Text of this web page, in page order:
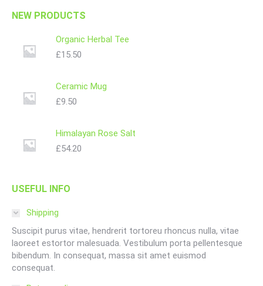
NEW PRODUCTS
Organic Herbal Tee
£15.50
Ceramic Mug
£9.50
Himalayan Rose Salt
£54.20
USEFUL INFO
Shipping
Suscipit purus vitae, hendrerit tortoreu rhoncus nulla, vitae
laoreet estortor malesuada. Vestibulum porta pellentesque
bibendum. In consequat, massa sit amet euismod
consequat.